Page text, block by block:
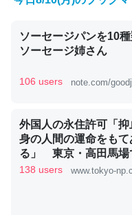
くらい。小説でいう「
ど、短期記憶というに
─GPTの仕組みと限界につ
昆虫ってカルシウム少
コオロギのカルシウム
ソーセージパンを10種
ソーセージ姉さん
106 users note.com/
外国人の永住許可「
身の人間の運命をも
る」 東京・高田馬場
ル：東京新聞デジタル
138 users www.tokyo-